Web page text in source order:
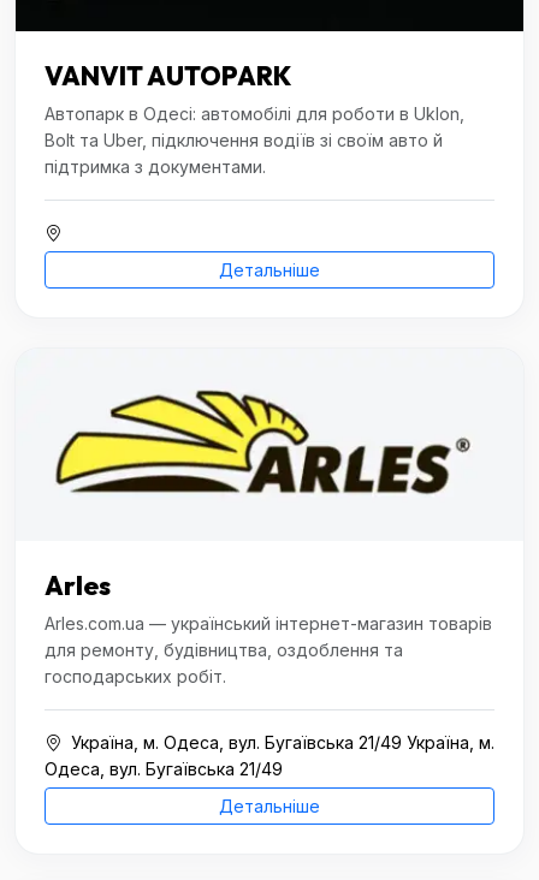
VANVIT AUTOPARK
Автопарк в Одесі: автомобілі для роботи в Uklon,
Bolt та Uber, підключення водіїв зі своїм авто й
підтримка з документами.
Детальніше
Arles
Arles.com.ua — український інтернет-магазин товарів
для ремонту, будівництва, оздоблення та
господарських робіт.
Україна, м. Одеса, вул. Бугаївська 21/49 Україна, м.
Одеса, вул. Бугаївська 21/49
Детальніше